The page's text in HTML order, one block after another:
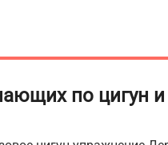
по цигун